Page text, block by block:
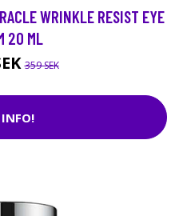
WRINKLE RESIST EYE
20 ML
359 SEK
INFO!